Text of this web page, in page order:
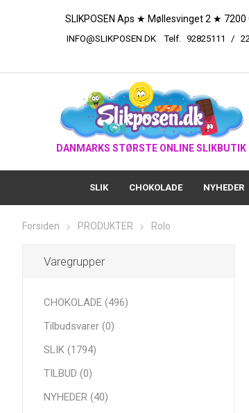
SLIKPOSEN Aps ★ Møllesvinget 2 ★ 7200
INFO@SLIKPOSEN.DK Telf. 92825111 /
DANMARKS STØRSTE ONLINE SLIKBUTIK
SLIK CHOKOLADE NYHEDER
Forsiden PRODUKTER Rolo
Varegrupper
CHOKOLADE (496)
Tilbudsvarer (0)
SLIK (1794)
TILBUD (0)
NYHEDER (40)